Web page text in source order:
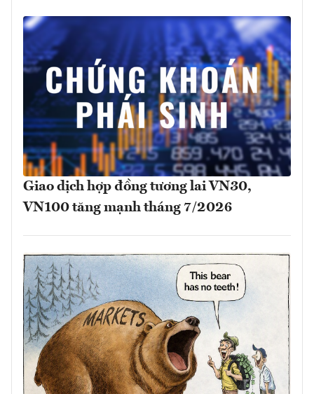
Giao dịch hợp đồng tương lai VN30,
VN100 tăng mạnh tháng 7/2026